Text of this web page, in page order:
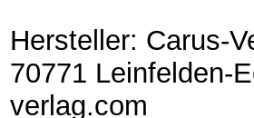
Hersteller: Carus-
70771 Leinfelden-
verlag.com